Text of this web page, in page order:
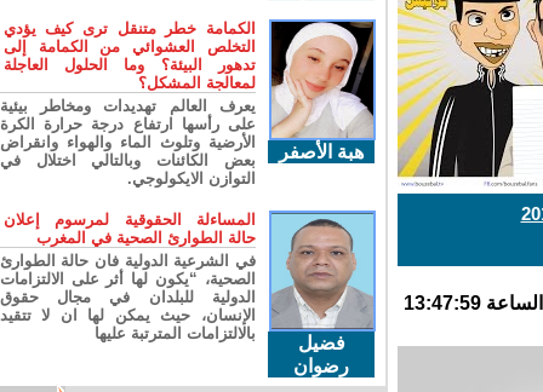
هبة الأصفر
الكمامة خطر متنقل ترى كيف يؤدي
التخلص العشوائي من الكمامة إلى
تدهور البيئة؟ وما الحلول العاجلة
لمعالجة المشكل؟
يعرف العالم تهديدات ومخاطر بيئية
على رأسها ارتفاع درجة حرارة الكرة
الأرضية وتلوث الماء والهواء وانقراض
بعض الكائنات وبالتالي اختلال في
التوازن الايكولوجي.
فضيل
رضوان
المساءلة الحقوقية لمرسوم إعلان
حالة الطوارئ الصحية في المغرب
في الشرعية الدولية فان حالة الطوارئ
الصحية، “يكون لها أثر على الالتزامات
الدولية للبلدان في مجال حقوق
الإنسان، حيث يمكن لها ان لا تتقيد
بالالتزامات المترتبة عليها